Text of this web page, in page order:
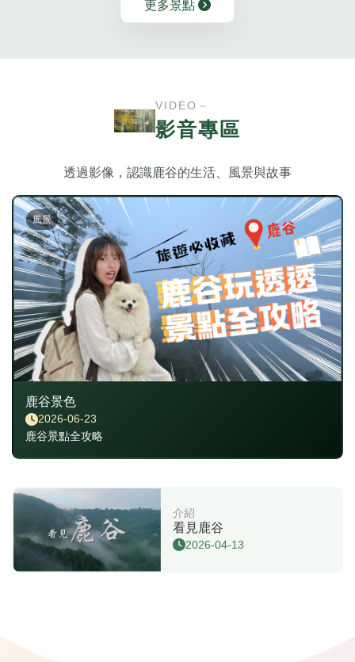
更多景點
VIDEO－
影音專區
透過影像，認識鹿谷的生活、風景與故事
風景
鹿谷景色
2026-06-23
鹿谷景點全攻略
介紹
看見鹿谷
2026-04-13